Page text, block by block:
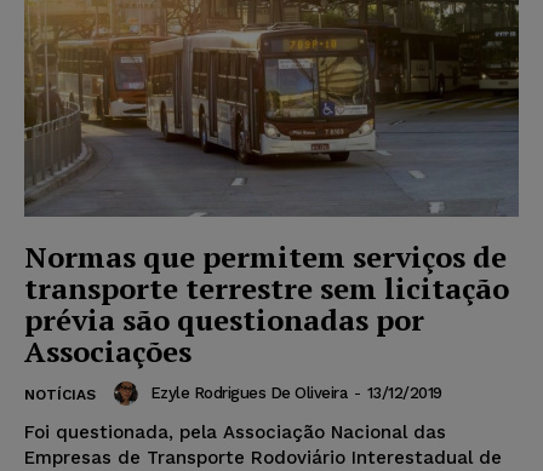
Normas que permitem serviços de
transporte terrestre sem licitação
prévia são questionadas por
Associações
NOTÍCIAS Ezyle Rodrigues De Oliveira - 13/12/2019
Foi questionada, pela Associação Nacional das
Empresas de Transporte Rodoviário Interestadual de